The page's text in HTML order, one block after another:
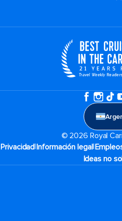
© 2026 Royal
Privacidad|Información legal|
Ideas no